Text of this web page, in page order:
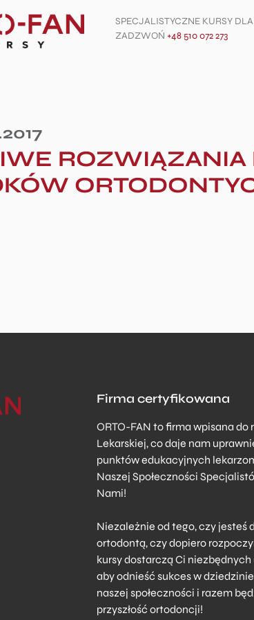
SPECJALISTYCZNE KURSY
ZADZWOŃ +48 510 072 273
ROZWIĄZANIA
Firma certyfikowana
ORTO-FAN to firma wpisana do
Lekarskiej, co daje nam
punktów edukacyjnych
Naszej Społeczności
Nami!
Niezależnie od tego, czy jesteś
ortodontą, czy dopiero
kursy dostarczą Ci
aby odnieść sukces w
naszej społeczności i razem
przyszłość ortodoncji!